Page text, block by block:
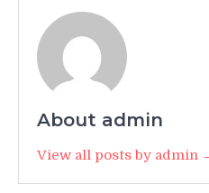
About admin
View all posts by admin